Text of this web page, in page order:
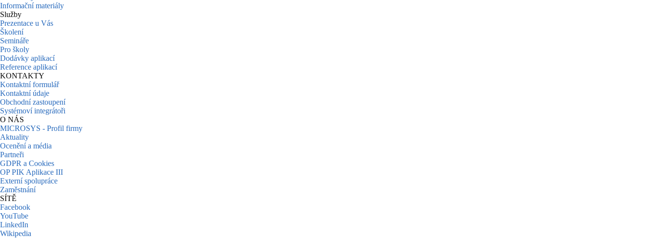
Informační materiály
Služby
Prezentace u Vás
Školení
Semináře
Pro školy
Dodávky aplikací
Reference aplikací
KONTAKTY
Kontaktní formulář
Kontaktní údaje
Obchodní zastoupení
Systémoví integrátoři
O NÁS
MICROSYS - Profil firmy
Aktuality
Ocenění a média
Partneři
GDPR a Cookies
OP PIK Aplikace III
Externí spolupráce
Zaměstnání
SÍTĚ
Facebook
YouTube
LinkedIn
Wikipedia